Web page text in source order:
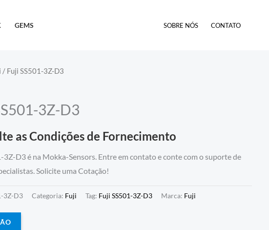
GEMS SOBRE NÓS CONTATO
/ Fuji SS501-3Z-D3
3Z-D3
as Condições de Fornecimento
3Z-D3 é na Mokka-Sensors. Entre em contato e conte com o suporte de
Solicite uma Cotação!
3Z-D3 Categoria: Fuji Tag: Fuji SS501-3Z-D3 Marca: Fuji